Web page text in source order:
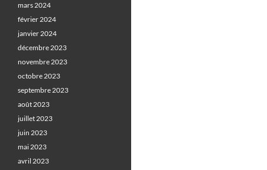
mars 2024
février 2024
janvier 2024
décembre 2023
novembre 2023
octobre 2023
septembre 2023
août 2023
juillet 2023
juin 2023
mai 2023
avril 2023